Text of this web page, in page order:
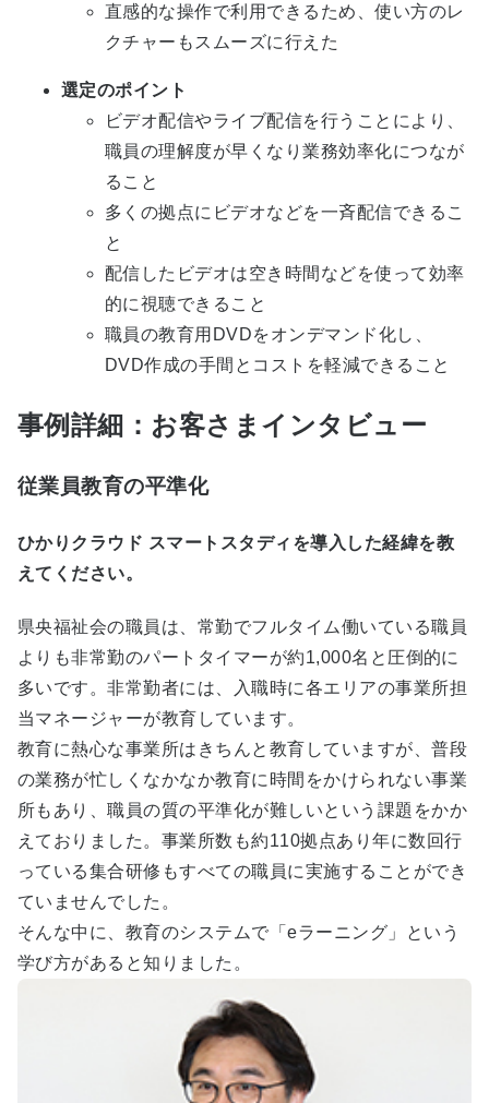
直感的な操作で利用できるため、使い方のレ
クチャーもスムーズに行えた
選定のポイント
ビデオ配信やライブ配信を行うことにより、
職員の理解度が早くなり業務効率化につなが
ること
多くの拠点にビデオなどを一斉配信できるこ
と
配信したビデオは空き時間などを使って効率
的に視聴できること
職員の教育用DVDをオンデマンド化し、
DVD作成の手間とコストを軽減できること
事例詳細：お客さまインタビュー
従業員教育の平準化
ひかりクラウド スマートスタディを導入した経緯を教
えてください。
県央福祉会の職員は、常勤でフルタイム働いている職員
よりも非常勤のパートタイマーが約1,000名と圧倒的に
多いです。非常勤者には、入職時に各エリアの事業所担
当マネージャーが教育しています。
教育に熱心な事業所はきちんと教育していますが、普段
の業務が忙しくなかなか教育に時間をかけられない事業
所もあり、職員の質の平準化が難しいという課題をかか
えておりました。事業所数も約110拠点あり年に数回行
っている集合研修もすべての職員に実施することができ
ていませんでした。
そんな中に、教育のシステムで「eラーニング」という
学び方があると知りました。